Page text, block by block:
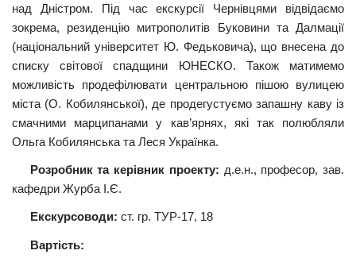
над Дністром. Під час екскурсії Чернівцями відвідаємо
зокрема, резиденцію митрополитів Буковини та Далмації
(національний університет Ю. Федьковича), що внесена до
списку світової спадщини ЮНЕСКО. Також матимемо
можливість продефілювати центральною пішою вулицею
міста (О. Кобилянської), де продегустуємо запашну каву із
смачними марципанами у кав’ярнях, які так полюбляли
Ольга Кобилянська та Леся Українка.
Розробник та керівник проекту: д.е.н., професор, зав.
кафедри Журба І.Є.
Екскурсоводи: ст. гр. ТУР-17, 18
Вартість: